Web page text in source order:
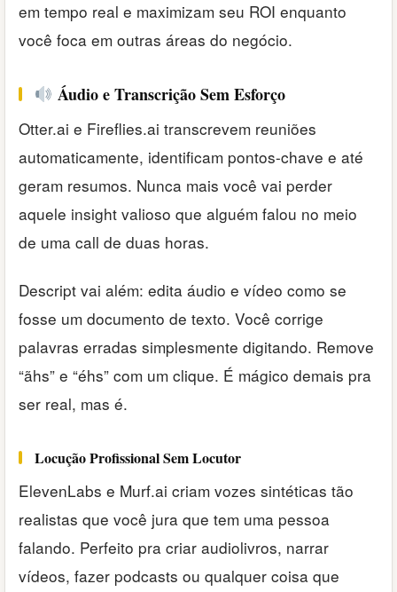
em tempo real e maximizam seu ROI enquanto
você foca em outras áreas do negócio.
Áudio e Transcrição Sem Esforço
Otter.ai e Fireflies.ai transcrevem reuniões
automaticamente, identificam pontos-chave e até
geram resumos. Nunca mais você vai perder
aquele insight valioso que alguém falou no meio
de uma call de duas horas.
Descript vai além: edita áudio e vídeo como se
fosse um documento de texto. Você corrige
palavras erradas simplesmente digitando. Remove
“ãhs” e “éhs” com um clique. É mágico demais pra
ser real, mas é.
Locução Profissional Sem Locutor
ElevenLabs e Murf.ai criam vozes sintéticas tão
realistas que você jura que tem uma pessoa
falando. Perfeito pra criar audiolivros, narrar
vídeos, fazer podcasts ou qualquer coisa que